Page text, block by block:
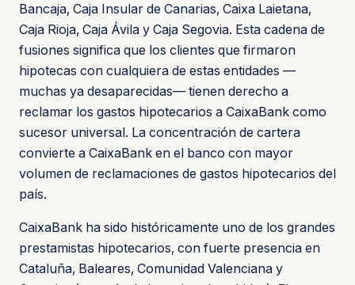
Bancaja, Caja Insular de Canarias, Caixa Laietana,
Caja Rioja, Caja Ávila y Caja Segovia. Esta cadena de
fusiones significa que los clientes que firmaron
hipotecas con cualquiera de estas entidades —
muchas ya desaparecidas— tienen derecho a
reclamar los gastos hipotecarios a CaixaBank como
sucesor universal. La concentración de cartera
convierte a CaixaBank en el banco con mayor
volumen de reclamaciones de gastos hipotecarios del
país.
CaixaBank ha sido históricamente uno de los grandes
prestamistas hipotecarios, con fuerte presencia en
Cataluña, Baleares, Comunidad Valenciana y